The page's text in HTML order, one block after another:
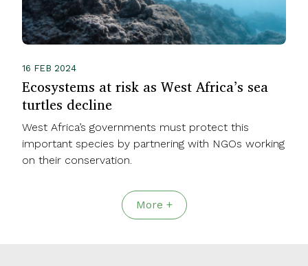
16 FEB 2024
Ecosystems at risk as West Africa’s sea
turtles decline
West Africa’s governments must protect this
important species by partnering with NGOs working
on their conservation.
More +